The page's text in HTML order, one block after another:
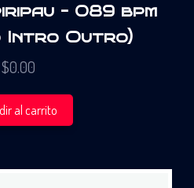
– 089 bpm
Intro Outro)
$0.00
al carrito